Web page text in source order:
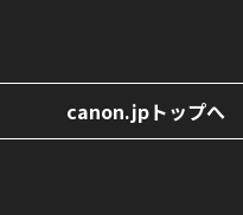
canon.jpトップへ